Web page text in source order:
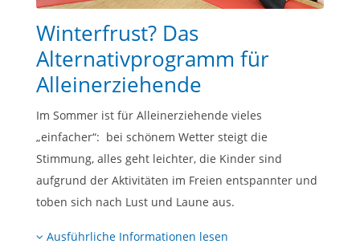
Winterfrust? Das
Alternativprogramm für
Alleinerziehende
Im Sommer ist für Alleinerziehende vieles
„einfacher“: bei schönem Wetter steigt die
Stimmung, alles geht leichter, die Kinder sind
aufgrund der Aktivitäten im Freien entspannter und
toben sich nach Lust und Laune aus.
Ausführliche Informationen lesen